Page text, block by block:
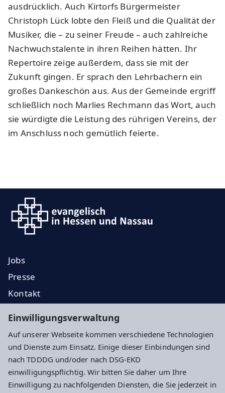
Einwilligungsverwaltung
Auf unserer Webseite kommen verschiedene Technologien
und Dienste zum Einsatz. Einige dieser Einbindungen sind
nach TDDDG und/oder nach DSG-EKD
einwilligungspflichtig. Wir bitten Sie daher um Ihre
Einwilligung zu nachfolgenden Diensten, die Sie jederzeit in
ausdrücklich. Auch Kirtorfs Bürgermeister
Christoph Lück lobte den Fleiß und die Qualität der
Musiker, die – zu seiner Freude – auch zahlreiche
Nachwuchstalente in ihren Reihen hätten. Ihr
Repertoire zeige außerdem, dass sie mit der
Zukunft gingen. Er sprach den Lehrbachern ein
großes Dankeschön aus. Aus der Gemeinde ergriff
schließlich noch Marlies Rechmann das Wort, auch
sie würdigte die Leistung des rührigen Vereins, der
im Anschluss noch gemütlich feierte.
Jobs
Presse
Kontakt
Propstei
Impressum Datenschutz Cookie-Einstellungen